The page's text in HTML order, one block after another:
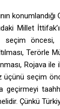
Millet
seçim öncesi,
Terörle
Rojava
üçünü seçim
geçirmeyi
Çünkü